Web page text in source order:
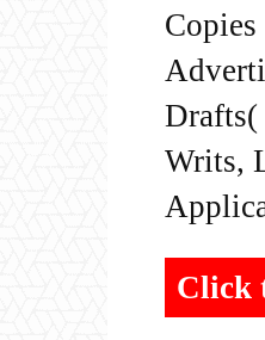
Drafts(
Writs,
Click